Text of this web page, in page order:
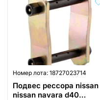
Номер лота: 18727023714
Подвес рессора nissan
nissan navara d40